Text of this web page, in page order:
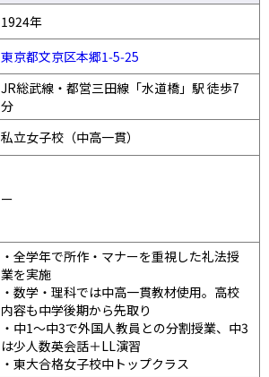
1924年
東京都文京区本郷1‑5‑25
JR総武線・都営三田線「水道橋」駅 徒歩7
分
私立女子校（中高一貫）
ー
・全学年で所作・マナーを重視した礼法授
業を実施
・数学・理科では中高一貫教材使用。高校
内容も中学後期から先取り
・中1〜中3で外国人教員との分割授業、中3
は少人数英会話＋LL演習
・東大合格女子校中トップクラス